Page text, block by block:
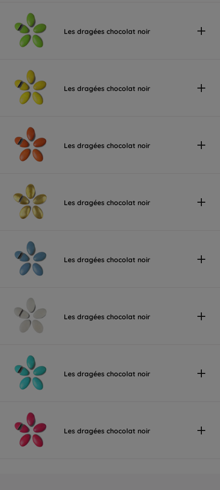
Les dragées chocolat noir
Les dragées chocolat noir
Les dragées chocolat noir
Les dragées chocolat noir
Les dragées chocolat noir
Les dragées chocolat noir
Les dragées chocolat noir
Les dragées chocolat noir